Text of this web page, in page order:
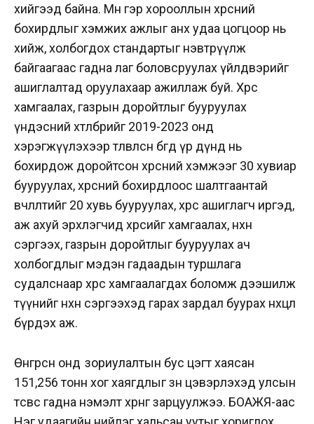
хийгээд байна. Мөн гэр хорооллын хөрсний
бохирдлыг хэмжих ажлыг анх удаа цогцоор нь
хийж, холбогдох стандартыг нэвтрүүлж
байгаагаас гадна лаг боловсруулах үйлдвэрийг
ашиглалтад оруулахаар ажиллаж буй. Хөрс
хамгаалах, газрын доройтлыг бууруулах
үндэсний хөтөлбөрийг 2019-2023 онд
хэрэгжүүлэхээр төлөвлөсөн бөгөөд үр дүнд нь
бохирдож доройтсон хөрсний хэмжээг 30 хувиар
бууруулах, хөрсний бохирдлоос шалтгаантай
өвчлөлтийг 20 хувь бууруулах, хөрс ашиглагч иргэд,
аж ахуй эрхлэгчид хөрсийг хамгаалах, нөхөн
сэргээх, газрын доройтлыг бууруулах ач
холбогдлыг мэдэн гадаадын туршлага
судалснаар хөрс хамгаалагдах боломж дээшилж
түүнийг нөхөн сэргээхэд гарах зардал буурах нөхцөл
бүрдэх аж.
Өнгөрсөн онд зориулалтын бус цэгт хаясан
151,256 тонн хог хаягдлыг зөөн цэвэрлэхэд улсын
төсвөөс гадна нэмэлт хөрөнгө зарцуулжээ. БОАЖЯ-аас